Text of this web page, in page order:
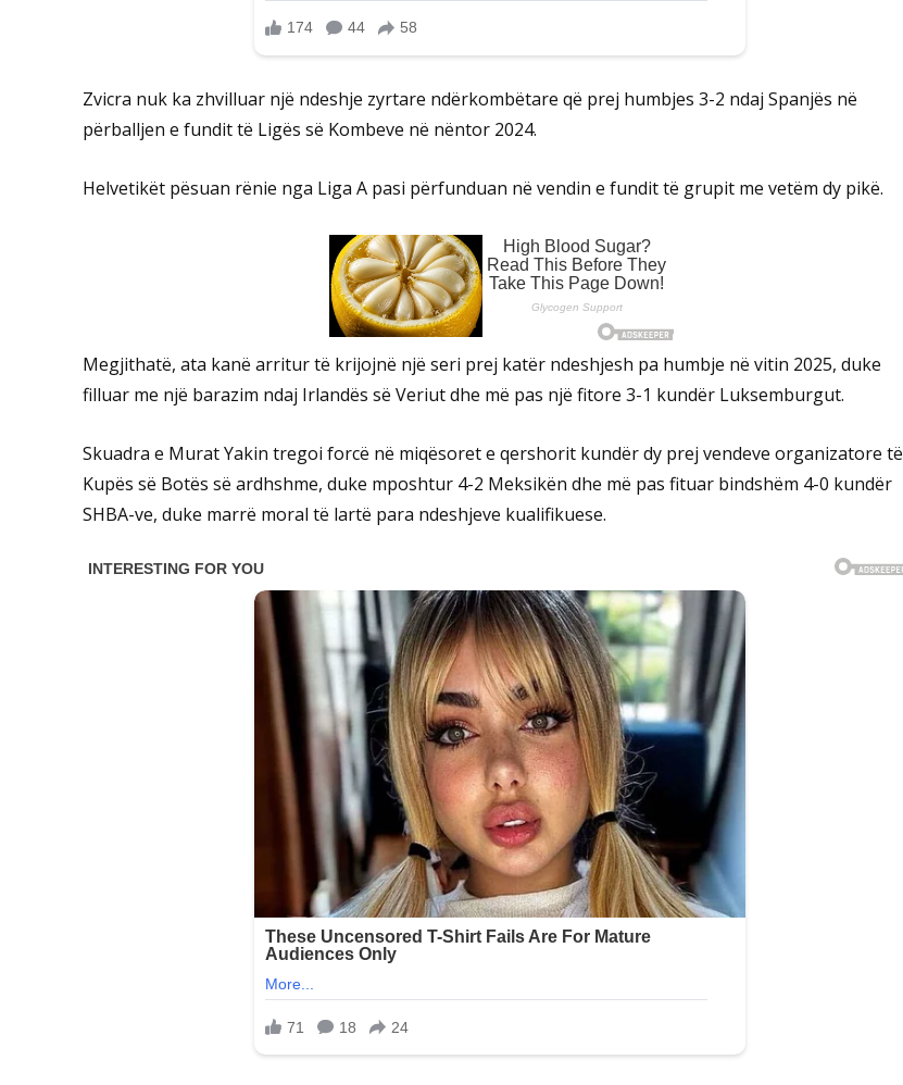
Zvicra nuk ka zhvilluar një ndeshje zyrtare ndërkombëtare që prej humbjes 3-2 ndaj Spanjës në
përballjen e fundit të Ligës së Kombeve në nëntor 2024.
Helvetikët pësuan rënie nga Liga A pasi përfunduan në vendin e fundit të grupit me vetëm dy pikë.
Megjithatë, ata kanë arritur të krijojnë një seri prej katër ndeshjesh pa humbje në vitin 2025, duke
filluar me një barazim ndaj Irlandës së Veriut dhe më pas një fitore 3-1 kundër Luksemburgut.
Skuadra e Murat Yakin tregoi forcë në miqësoret e qershorit kundër dy prej vendeve organizatore të
Kupës së Botës së ardhshme, duke mposhtur 4-2 Meksikën dhe më pas fituar bindshëm 4-0 kundër
SHBA-ve, duke marrë moral të lartë para ndeshjeve kualifikuese.